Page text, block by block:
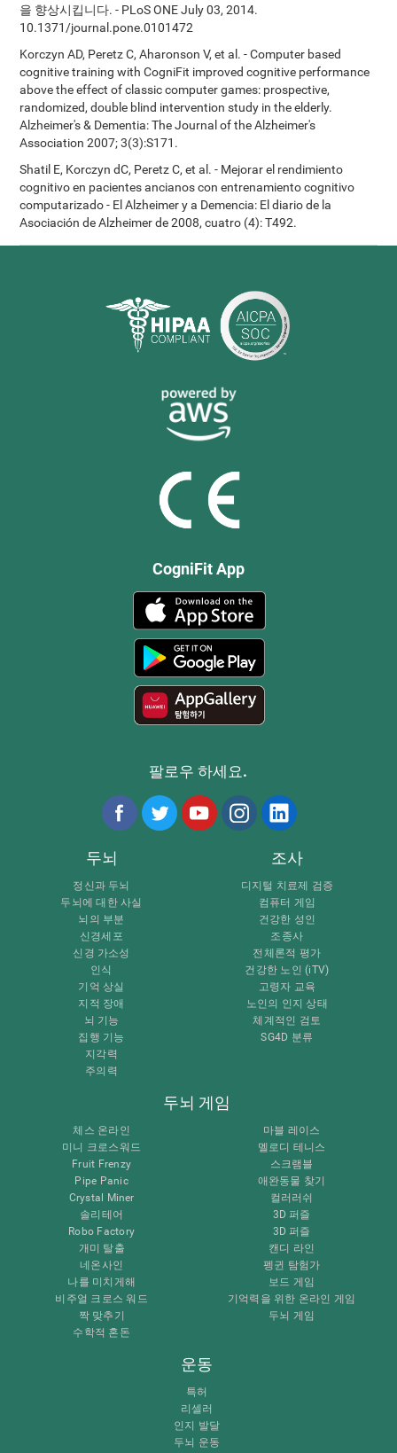
을 향상시킵니다. - PLoS ONE July 03, 2014.
10.1371/journal.pone.0101472
Korczyn AD, Peretz C, Aharonson V, et al. - Computer based
cognitive training with CogniFit improved cognitive performance
above the effect of classic computer games: prospective,
randomized, double blind intervention study in the elderly.
Alzheimer's & Dementia: The Journal of the Alzheimer's
Association 2007; 3(3):S171.
Shatil E, Korczyn dC, Peretz C, et al. - Mejorar el rendimiento
cognitivo en pacientes ancianos con entrenamiento cognitivo
computarizado - El Alzheimer y a Demencia: El diario de la
Asociación de Alzheimer de 2008, cuatro (4): T492.
CogniFit App
팔로우 하세요.
두뇌
정신과 두뇌
두뇌에 대한 사실
뇌의 부분
신경세포
신경 가소성
인식
기억 상실
지적 장애
뇌 기능
집행 기능
지각력
주의력
조사
디지털 치료제 검증
컴퓨터 게임
건강한 성인
조종사
전체론적 평가
건강한 노인 (iTV)
고령자 교육
노인의 인지 상태
체계적인 검토
SG4D 분류
두뇌 게임
체스 온라인
미니 크로스워드
Fruit Frenzy
Pipe Panic
Crystal Miner
솔리테어
Robo Factory
개미 탈출
네온사인
나를 미치게해
비주얼 크로스 워드
짝 맞추기
수학적 혼돈
마블 레이스
멜로디 테니스
스크램블
애완동물 찾기
컬러러쉬
3D 퍼즐
3D 퍼즐
캔디 라인
펭귄 탐험가
보드 게임
기억력을 위한 온라인 게임
두뇌 게임
운동
특허
리셀러
인지 발달
두뇌 운동